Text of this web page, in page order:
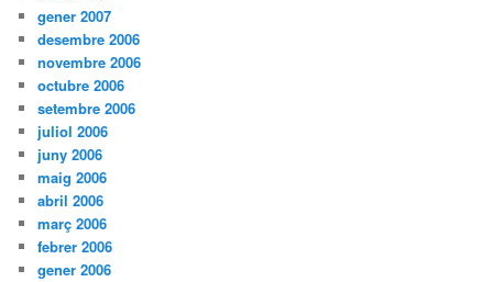
gener 2007
desembre 2006
novembre 2006
octubre 2006
setembre 2006
juliol 2006
juny 2006
maig 2006
abril 2006
març 2006
febrer 2006
gener 2006